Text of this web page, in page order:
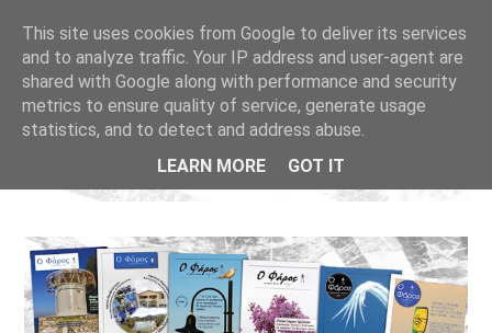
This site uses cookies from Google to deliver its services
and to analyze traffic. Your IP address and user-agent are
shared with Google along with performance and security
metrics to ensure quality of service, generate usage
statistics, and to detect and address abuse.
LEARN MORE
GOT IT